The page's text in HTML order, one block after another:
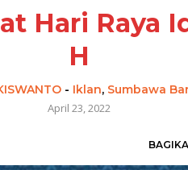
Hari Raya
H
- Iklan, Sumbawa
April 23, 2022